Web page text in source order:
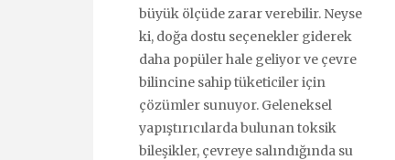
büyük ölçüde zarar verebilir. Neyse
ki, doğa dostu seçenekler giderek
daha popüler hale geliyor ve çevre
bilincine sahip tüketiciler için
çözümler sunuyor. Geleneksel
yapıştırıcılarda bulunan toksik
bileşikler, çevreye salındığında su